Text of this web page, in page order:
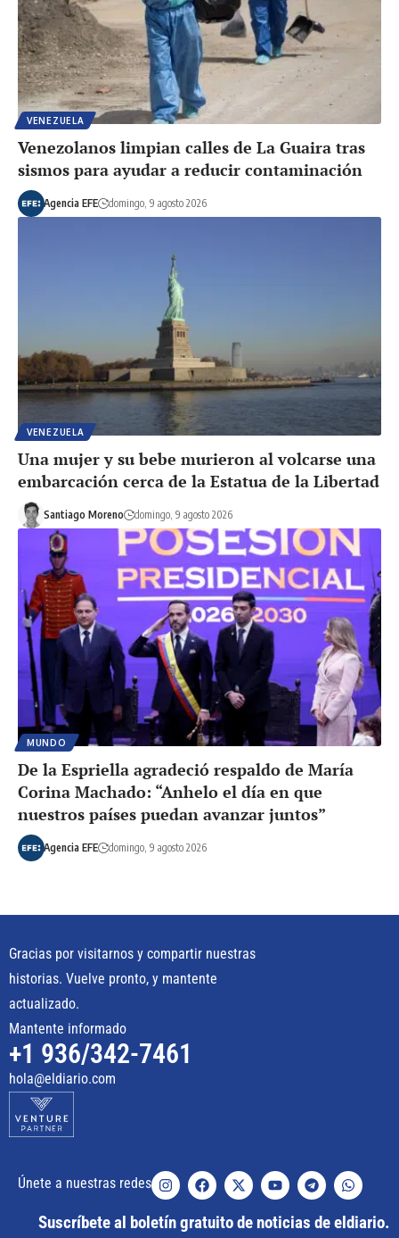
VENEZUELA
Venezolanos limpian calles de La Guaira tras
sismos para ayudar a reducir contaminación
Agencia EFE domingo, 9 agosto 2026
VENEZUELA
Una mujer y su bebe murieron al volcarse una
embarcación cerca de la Estatua de la Libertad
Santiago Moreno domingo, 9 agosto 2026
MUNDO
De la Espriella agradeció respaldo de María
Corina Machado: “Anhelo el día en que
nuestros países puedan avanzar juntos”
Agencia EFE domingo, 9 agosto 2026
Gracias por visitarnos y compartir nuestras
historias. Vuelve pronto, y mantente
actualizado.
Mantente informado
+1 936/342-7461
hola@eldiario.com
Únete a nuestras redes
Suscríbete al boletín gratuito de noticias de eldiario.